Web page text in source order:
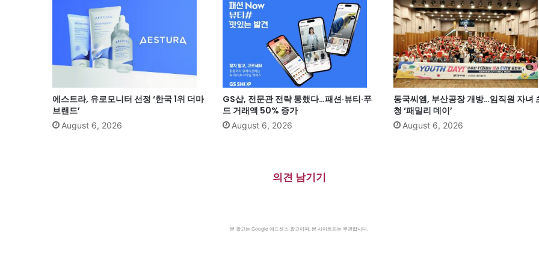
에스트라, 유로모니터 선정 ‘한국 1위 더마
브랜드’
August 6, 2026
GS샵, 전문관 전략 통했다…패션·뷰티·푸
드 거래액 50% 증가
August 6, 2026
동국씨엠, 부산공장 개방…임직원 자녀
청 ‘패밀리 데이’
August 6, 2026
의견 남기기
본 광고는 Google 애드센스 광고이며, 본 사이트와는 무관합니다.